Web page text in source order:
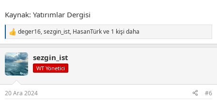
Kaynak: Yatırımlar Dergisi
T
e
k
i
l
:
deger16,sezgin_ist, HasanTürkve 1 kişi daha
sezgin_ist
WT Yönetici
20 Ara 2024 #6